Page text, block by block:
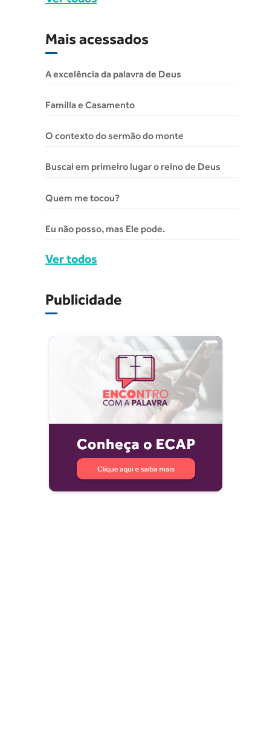
Mais acessados
A excelência da palavra de Deus
Família e Casamento
O contexto do sermão do monte
Buscai em primeiro lugar o reino de Deus
Quem me tocou?
Eu não posso, mas Ele pode.
Ver todos
Publicidade